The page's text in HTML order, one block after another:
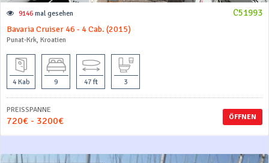
C51993
9146 mal gesehen
Bavaria Cruiser 46 - 4 Cab. (2015)
Punat-Krk, Kroatien
4 Kab 9 47 ft 3
ÖFFNEN
PREISSPANNE
720€ - 3200€